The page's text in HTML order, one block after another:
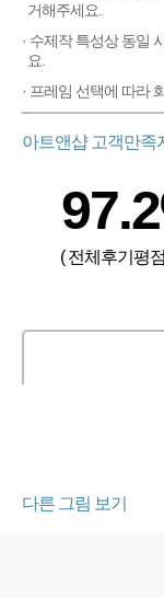
거해주세요.
· 수제작 특성상 동일
요.
· 프레임 선택에 따라
아트앤샵 고객만족
( 전체후기평점
다른 그림 보기